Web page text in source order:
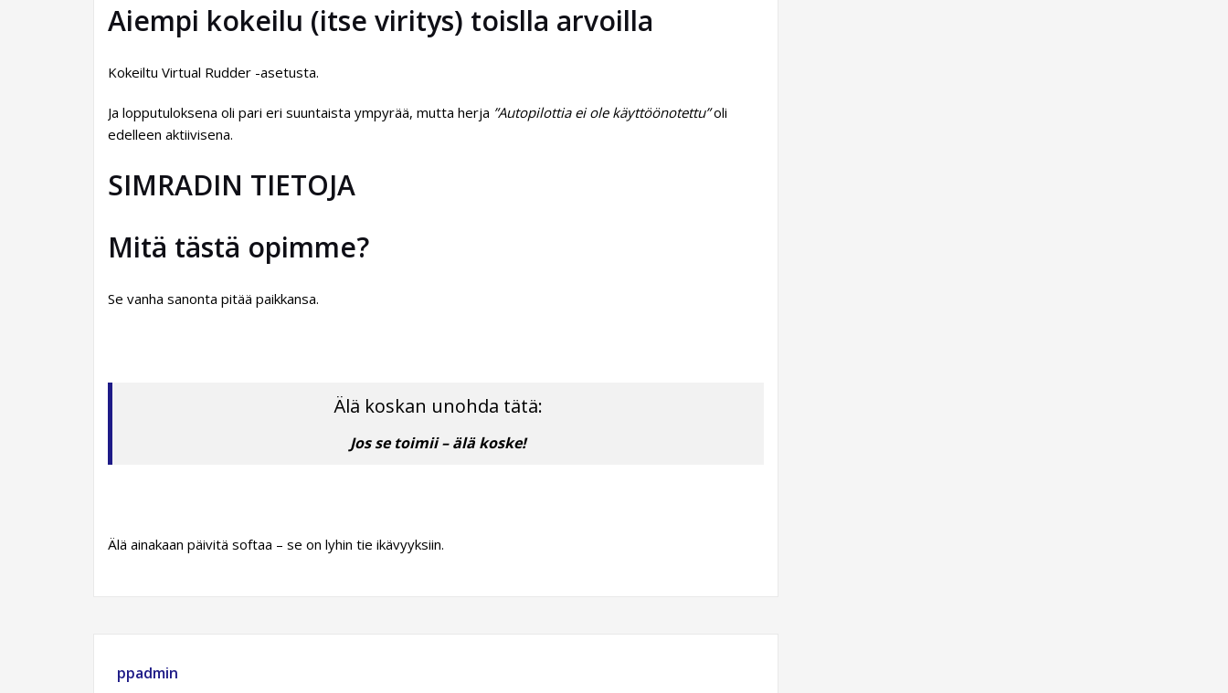
Aiempi kokeilu (itse viritys) toislla arvoilla
Kokeiltu Virtual Rudder -asetusta.
Ja lopputuloksena oli pari eri suuntaista ympyrää, mutta herja ”Autopilottia ei ole käyttöönotettu”oli
edelleen aktiivisena.
SIMRADIN TIETOJA
Mitä tästä opimme?
Se vanha sanonta pitää paikkansa.
Älä koskan unohda tätä:
Jos se toimii – älä koske!
Älä ainakaan päivitä softaa – se on lyhin tie ikävyyksiin.
ppadmin